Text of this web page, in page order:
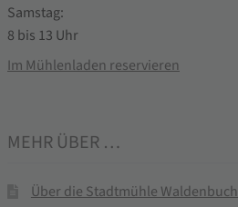
Samstag:
8 bis 13 Uhr
Im Mühlenladen reservieren
MEHR ÜBER …
Über die Stadtmühle Waldenbuch